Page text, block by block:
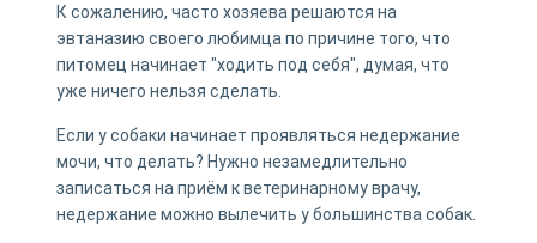
К сожалению, часто хозяева решаются на
эвтаназию своего любимца по причине того, что
питомец начинает "ходить под себя", думая, что
уже ничего нельзя сделать.
Если у собаки начинает проявляться недержание
мочи, что делать? Нужно незамедлительно
записаться на приём к ветеринарному врачу,
недержание можно вылечить у большинства собак.